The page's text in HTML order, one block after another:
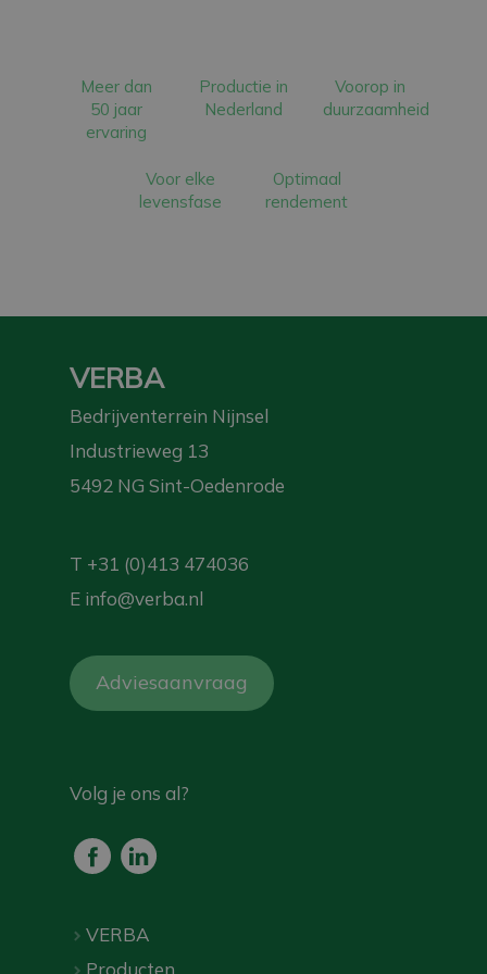
Meer dan
50 jaar
ervaring
Productie in
Nederland
Voorop in
duurzaamheid
Voor elke
levensfase
Optimaal
rendement
VERBA
Bedrijventerrein Nijnsel
Industrieweg 13
5492 NG Sint-Oedenrode
T +31 (0)413 474036
E info@verba.nl
Adviesaanvraag
Volg je ons al?
VERBA
Producten